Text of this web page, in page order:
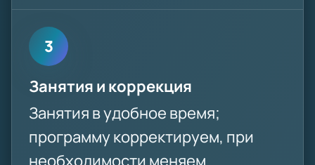
3
Занятия и коррекция
Занятия в удобное время;
программу корректируем, при
необходимости меняем